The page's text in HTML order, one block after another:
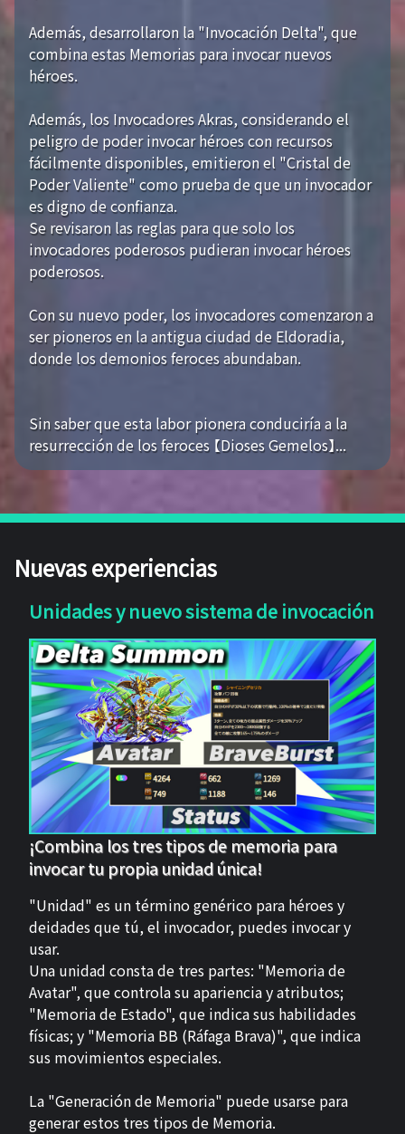
Además, desarrollaron la "Invocación Delta", que
combina estas Memorias para invocar nuevos
héroes.
Además, los Invocadores Akras, considerando el
peligro de poder invocar héroes con recursos
fácilmente disponibles, emitieron el "Cristal de
Poder Valiente" como prueba de que un invocador
es digno de confianza.
Se revisaron las reglas para que solo los
invocadores poderosos pudieran invocar héroes
poderosos.
Con su nuevo poder, los invocadores comenzaron a
ser pioneros en la antigua ciudad de Eldoradia,
donde los demonios feroces abundaban.
Sin saber que esta labor pionera conduciría a la
resurrección de los feroces 【Dioses Gemelos】...
Nuevas experiencias
Unidades y nuevo sistema de invocación
¡Combina los tres tipos de memoria para
invocar tu propia unidad única!
"Unidad" es un término genérico para héroes y
deidades que tú, el invocador, puedes invocar y
usar.
Una unidad consta de tres partes: "Memoria de
Avatar", que controla su apariencia y atributos;
"Memoria de Estado", que indica sus habilidades
físicas; y "Memoria BB (Ráfaga Brava)", que indica
sus movimientos especiales.
La "Generación de Memoria" puede usarse para
generar estos tres tipos de Memoria.